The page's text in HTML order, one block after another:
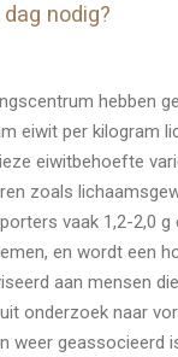
nodig?
hebben
eiwit per kilogram
eiwitbehoefte
zoals
vaak 1,2-2,0 g
en wordt een
aan mensen
onderzoek naar
weer geassocieerd